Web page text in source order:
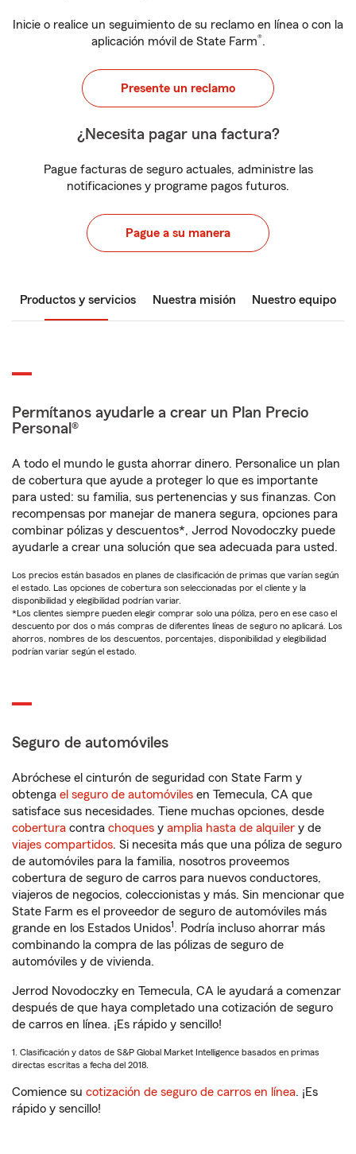
Inicie o realice un seguimiento de su reclamo en línea o con la
aplicación móvil de State Farm®.
Presente un reclamo
¿Necesita pagar una factura?
Pague facturas de seguro actuales, administre las
notificaciones y programe pagos futuros.
Pague a su manera
Productos y servicios Nuestra misión Nuestro equipo
Permítanos ayudarle a crear un Plan Precio
Personal®
A todo el mundo le gusta ahorrar dinero. Personalice un plan
de cobertura que ayude a proteger lo que es importante
para usted: su familia, sus pertenencias y sus finanzas. Con
recompensas por manejar de manera segura, opciones para
combinar pólizas y descuentos*, Jerrod Novodoczky puede
ayudarle a crear una solución que sea adecuada para usted.
Los precios están basados en planes de clasificación de primas que varían según
el estado. Las opciones de cobertura son seleccionadas por el cliente y la
disponibilidad y elegibilidad podrían variar.
*Los clientes siempre pueden elegir comprar solo una póliza, pero en ese caso el
descuento por dos o más compras de diferentes líneas de seguro no aplicará. Los
ahorros, nombres de los descuentos, porcentajes, disponibilidad y elegibilidad
podrían variar según el estado.
Seguro de automóviles
Abróchese el cinturón de seguridad con State Farm y
obtenga el seguro de automóviles en Temecula, CA que
satisface sus necesidades. Tiene muchas opciones, desde
cobertura contra choques y amplia hasta de alquiler y de
viajes compartidos. Si necesita más que una póliza de seguro
de automóviles para la familia, nosotros proveemos
cobertura de seguro de carros para nuevos conductores,
viajeros de negocios, coleccionistas y más. Sin mencionar que
State Farm es el proveedor de seguro de automóviles más
grande en los Estados Unidos1. Podría incluso ahorrar más
combinando la compra de las pólizas de seguro de
automóviles y de vivienda.
Jerrod Novodoczky en Temecula, CA le ayudará a comenzar
después de que haya completado una cotización de seguro
de carros en línea. ¡Es rápido y sencillo!
1. Clasificación y datos de S&P Global Market Intelligence basados en primas
directas escritas a fecha del 2018.
Comience su cotización de seguro de carros en línea. ¡Es
rápido y sencillo!